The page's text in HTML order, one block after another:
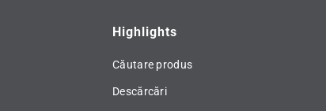
Highlights
Căutare produs
Descărcări